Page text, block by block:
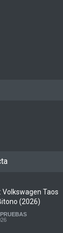
Volkswagen Taos
(2026)
PRUEBAS